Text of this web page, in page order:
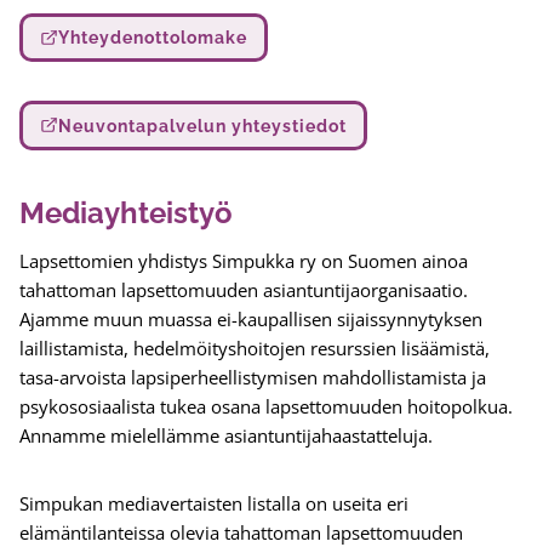
Yhteydenottolomake
Neuvontapalvelun yhteystiedot
Mediayhteistyö
Lapsettomien yhdistys Simpukka ry on Suomen ainoa
tahattoman lapsettomuuden asiantuntijaorganisaatio.
Ajamme muun muassa ei-kaupallisen sijaissynnytyksen
laillistamista, hedelmöityshoitojen resurssien lisäämistä,
tasa-arvoista lapsiperheellistymisen mahdollistamista ja
psykososiaalista tukea osana lapsettomuuden hoitopolkua.
Annamme mielellämme asiantuntijahaastatteluja.
Simpukan mediavertaisten listalla on useita eri
elämäntilanteissa olevia tahattoman lapsettomuuden